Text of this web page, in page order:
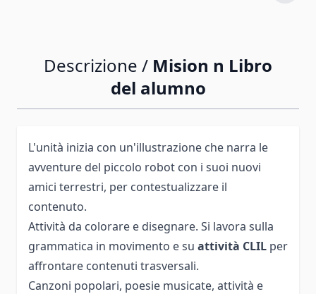
Descrizione / Mision n Libro
del alumno
L'unità inizia con un'illustrazione che narra le
avventure del piccolo robot con i suoi nuovi
amici terrestri, per contestualizzare il
contenuto.
Attività da colorare e disegnare. Si lavora sulla
grammatica in movimento e su attività CLIL per
affrontare contenuti trasversali.
Canzoni popolari, poesie musicate, attività e